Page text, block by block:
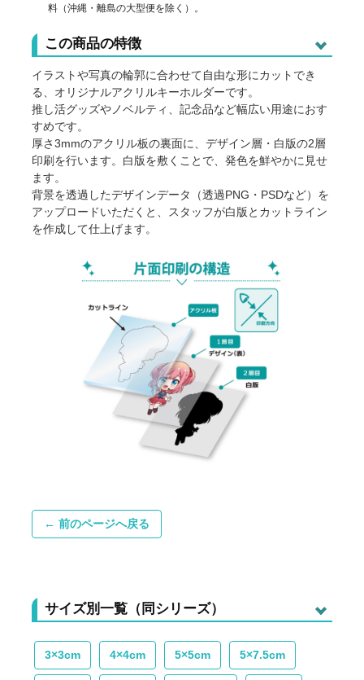
料（沖縄・離島の大型便を除く）。
この商品の特徴
イラストや写真の輪郭に合わせて自由な形にカットでき
る、オリジナルアクリルキーホルダーです。
推し活グッズやノベルティ、記念品など幅広い用途におす
すめです。
厚さ3mmのアクリル板の裏面に、デザイン層・白版の2層
印刷を行います。白版を敷くことで、発色を鮮やかに見せ
ます。
背景を透過したデザインデータ（透過PNG・PSDなど）を
アップロードいただくと、スタッフが白版とカットライン
を作成して仕上げます。
← 前のページへ戻る
サイズ別一覧（同シリーズ）
3×3cm 4×4cm 5×5cm 5×7.5cm